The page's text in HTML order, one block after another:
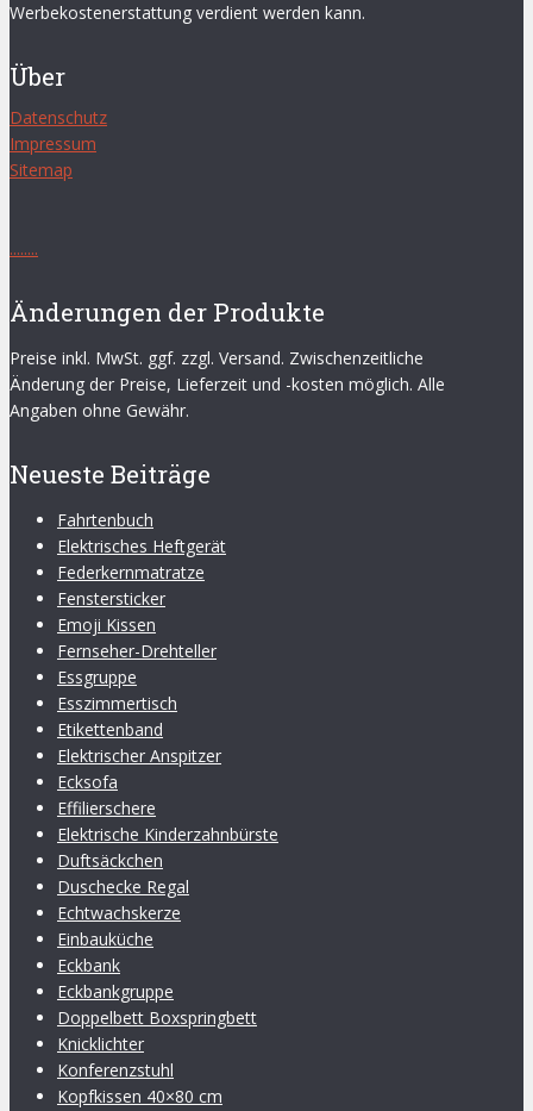
Werbekostenerstattung verdient werden kann.
Über
Datenschutz
Impressum
Sitemap
........
Änderungen der Produkte
Preise inkl. MwSt. ggf. zzgl. Versand. Zwischenzeitliche
Änderung der Preise, Lieferzeit und -kosten möglich. Alle
Angaben ohne Gewähr.
Neueste Beiträge
Fahrtenbuch
Elektrisches Heftgerät
Federkernmatratze
Fenstersticker
Emoji Kissen
Fernseher-Drehteller
Essgruppe
Esszimmertisch
Etikettenband
Elektrischer Anspitzer
Ecksofa
Effilierschere
Elektrische Kinderzahnbürste
Duftsäckchen
Duschecke Regal
Echtwachskerze
Einbauküche
Eckbank
Eckbankgruppe
Doppelbett Boxspringbett
Knicklichter
Konferenzstuhl
Kopfkissen 40×80 cm